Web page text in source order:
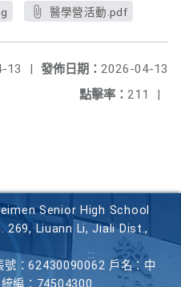
醫學營活動.pdf
發佈日期： 2026-04-13
13
|
點擊率： 211 |
Senior High School
269, Liuann Li, Jiali Dist.,
：62430090062 戶名：中
編：74504300